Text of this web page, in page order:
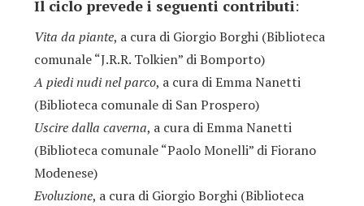
Il ciclo prevede i seguenti contributi:
Vita da piante, a cura di Giorgio Borghi (Biblioteca
comunale “J.R.R. Tolkien” di Bomporto)
A piedi nudi nel parco, a cura di Emma Nanetti
(Biblioteca comunale di San Prospero)
Uscire dalla caverna, a cura di Emma Nanetti
(Biblioteca comunale “Paolo Monelli” di Fiorano
Modenese)
Evoluzione, a cura di Giorgio Borghi (Biblioteca